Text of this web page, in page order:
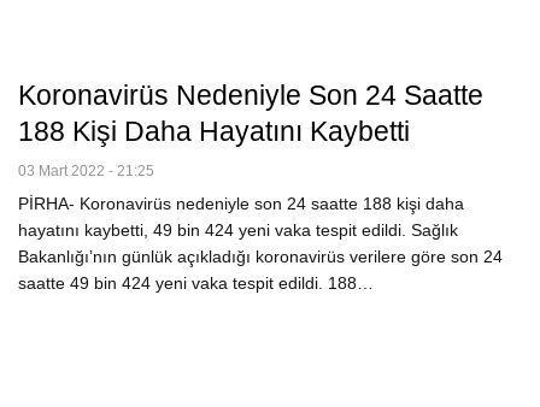
Koronavirüs Nedeniyle Son 24 Saatte
188 Kişi Daha Hayatını Kaybetti
03 Mart 2022 - 21:25
PİRHA- Koronavirüs nedeniyle son 24 saatte 188 kişi daha
hayatını kaybetti, 49 bin 424 yeni vaka tespit edildi. Sağlık
Bakanlığı’nın günlük açıkladığı koronavirüs verilere göre son 24
saatte 49 bin 424 yeni vaka tespit edildi. 188…